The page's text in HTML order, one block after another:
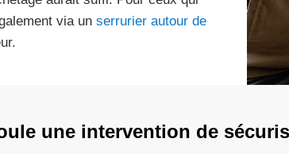
via un serrurier autour de
une intervention de